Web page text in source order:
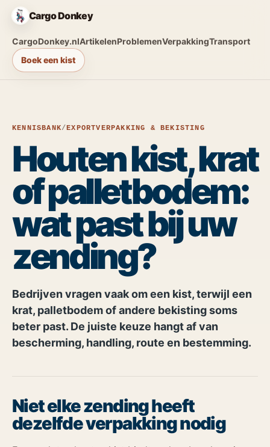
Cargo Donkey
CargoDonkey.nlArtikelenProblemenVerpakkingTransport
Boek een kist
KENNISBANK/EXPORTVERPAKKING & BEKISTING
Houten kist, krat
of palletbodem:
wat past bij uw
zending?
Bedrijven vragen vaak om een kist, terwijl een
krat, palletbodem of andere bekisting soms
beter past. De juiste keuze hangt af van
bescherming, handling, route en bestemming.
Niet elke zending heeft
dezelfde verpakking nodig